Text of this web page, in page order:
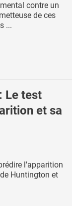
contre un
de ces
...
Le test
et sa
l'apparition
Huntington et